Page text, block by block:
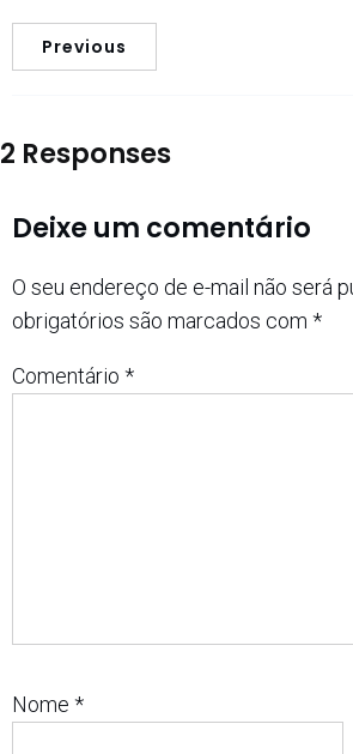
Previous
2 Responses
Deixe um comentário
O seu endereço de e-mail não será
obrigatórios são marcados com *
Comentário *
Nome *